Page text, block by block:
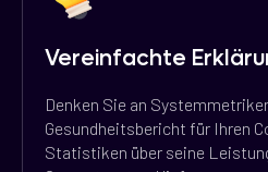
Vereinfachte
Denken Sie an
Gesundheitsbericht für Ihren
Statistiken über seine